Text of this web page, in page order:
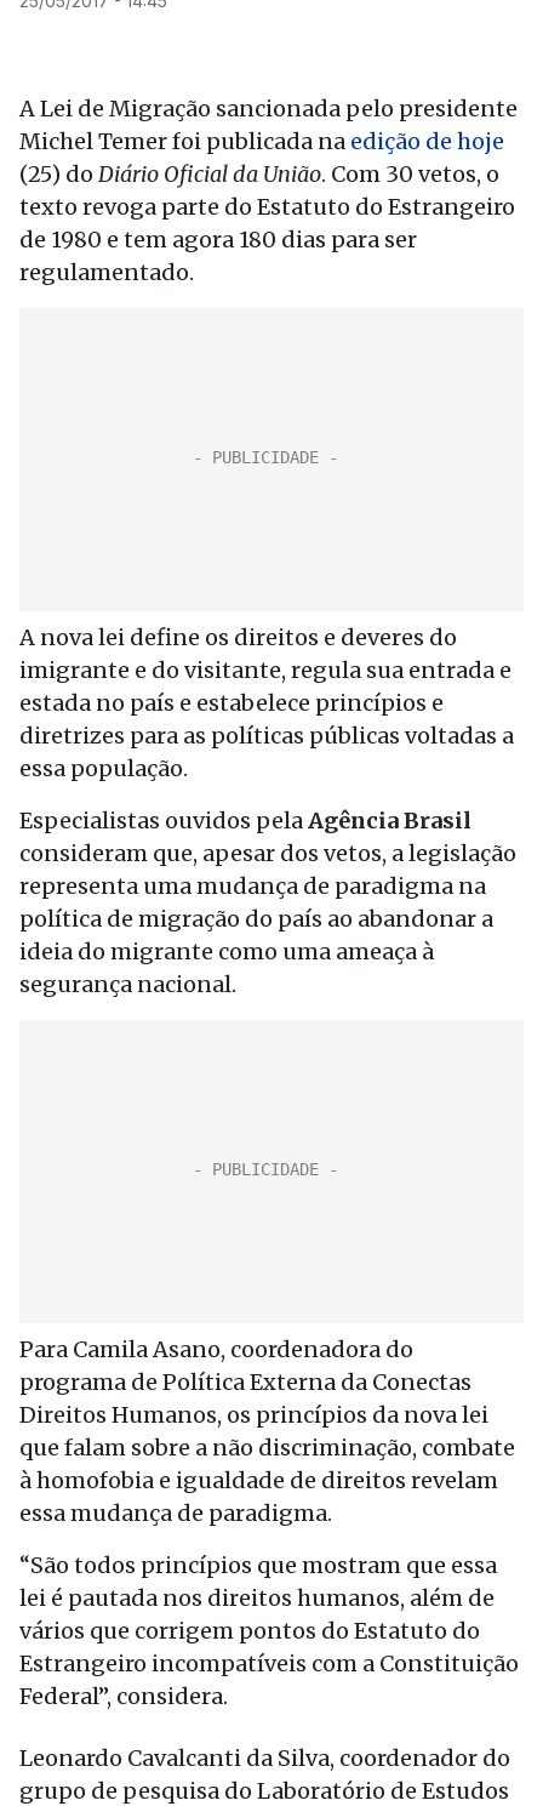
A Lei de Migração sancionada pelo presidente
Michel Temer foi publicada na edição de hoje
(25) do Diário Oficial da União. Com 30 vetos, o
texto revoga parte do Estatuto do Estrangeiro
de 1980 e tem agora 180 dias para ser
regulamentado.
A nova lei define os direitos e deveres do
imigrante e do visitante, regula sua entrada e
estada no país e estabelece princípios e
diretrizes para as políticas públicas voltadas a
essa população.
Especialistas ouvidos pelaAgência Brasil
consideram que, apesar dos vetos, a legislação
representa uma mudança de paradigma na
política de migração do país ao abandonar a
ideia do migrante como uma ameaça à
segurança nacional.
Para Camila Asano, coordenadora do
programa de Política Externa da Conectas
Direitos Humanos, os princípios da nova lei
que falam sobre a não discriminação, combate
à homofobia e igualdade de direitos revelam
essa mudança de paradigma.
“São todos princípios que mostram que essa
lei é pautada nos direitos humanos, além de
vários que corrigem pontos do Estatuto do
Estrangeiro incompatíveis com a Constituição
Federal”, considera.
Leonardo Cavalcanti da Silva, coordenador do
grupo de pesquisa do Laboratório de Estudos